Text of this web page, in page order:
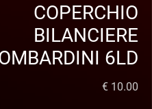
COPERCHIO
BILANCIERE
6LD
السعر